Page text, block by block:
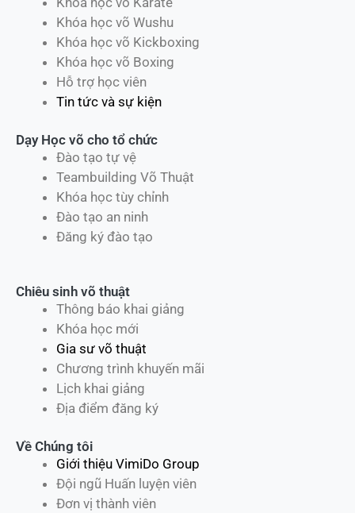
Khóa học võ Wushu
Khóa học võ Kickboxing
Khóa học võ Boxing
Hỗ trợ học viên
Tin tức và sự kiện
Dạy Học võ cho tổ chức
Đào tạo tự vệ
Teambuilding Võ Thuật
Khóa học tùy chỉnh
Đào tạo an ninh
Đăng ký đào tạo
Chiêu sinh võ thuật
Thông báo khai giảng
Khóa học mới
Gia sư võ thuật
Chương trình khuyến mãi
Lịch khai giảng
Địa điểm đăng ký
Về Chúng tôi
Giới thiệu VimiDo Group
Đội ngũ Huấn luyện viên
Đơn vị thành viên